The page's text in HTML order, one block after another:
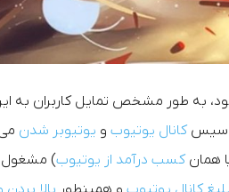
یوتیوب تماشا می‌شود، به طور مشخص تمایل
کانال یوتیوب و یوتیوبر شدن
همان کسب درآمد از یوتیوب) مشغول